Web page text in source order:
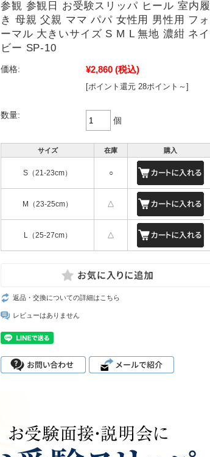
参観 参観日 お受験スリッパ ヒール 室内履
き 母親 父親 ママ パパ 女性用 男性用 フォ
ーマル 大きいサイズ S M L 無地 濃紺 ネイ
ビー SP-10
価格: ¥2,860 (税込)
[ポイント還元 28ポイント～]
数量:
個
サイズ 在庫 購入
S（21-23cm） ○
M（23-25cm） △
L（25-27cm） △
返品・交換についての詳細はこちら
レビューはありません